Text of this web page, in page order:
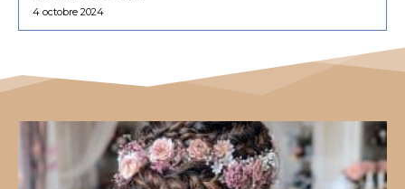
4 octobre 2024